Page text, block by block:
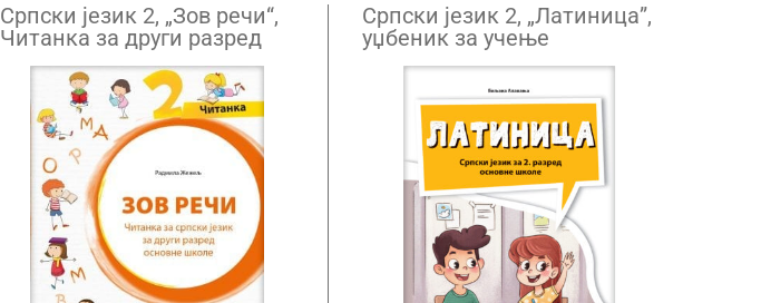
Српски језик 2, „Зов речи“,
Читанка за други разред
основне школе
Српски језик 2, „Латиница”,
уџбеник за учење
латинице за други разред